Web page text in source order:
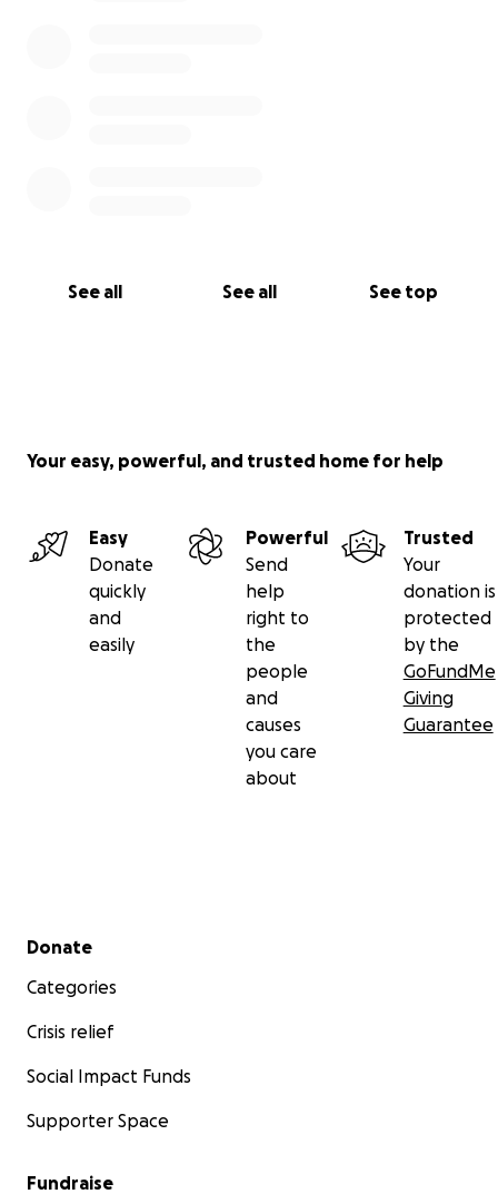
See all See all See top
Your easy, powerful, and trusted home for help
Easy
Donate
quickly
and
easily
Powerful
Send
help
right to
the
people
and
causes
you care
about
Trusted
Your
donation is
protected
by the
GoFundMe
Giving
Guarantee
Secondary menu
Donate
Categories
Crisis relief
Social Impact Funds
Supporter Space
Fundraise